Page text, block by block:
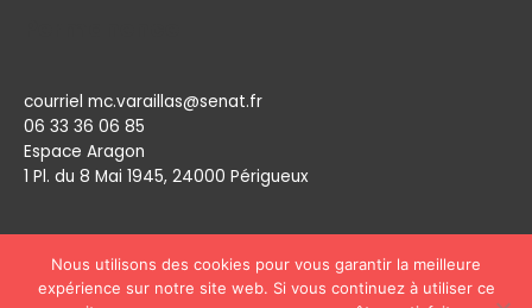
courriel mc.varaillas@senat.fr
06 33 36 06 85
Espace Aragon
1 Pl. du 8 Mai 1945, 24000 Périgueux​
Nous utilisons des cookies pour vous garantir la meilleure
expérience sur notre site web. Si vous continuez à utiliser ce